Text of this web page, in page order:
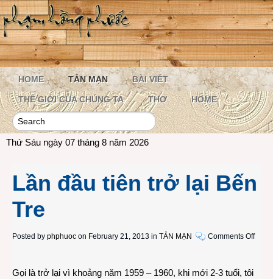
HOME TẢN MẠN BÀI VIẾT
THẾ GIỚI CỦA CHÚNG TA THƠ HOME
Thứ Sáu ngày 07 tháng 8 năm 2026
Lần đầu tiên trở lại Bến
Tre
Posted by phphuoc on February 21, 2013 in TẢN MẠN Comments Offon
Gọi là trở lại vì khoảng năm 1959 – 1960, khi mới 2-3 tuổi, tôi